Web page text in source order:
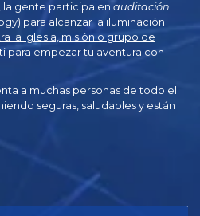
la gente participa en auditación
para alcanzar la iluminación
la Iglesia, misión o grupo de
para empezar tu aventura con
a muchas personas de todo el
seguras, saludables y están